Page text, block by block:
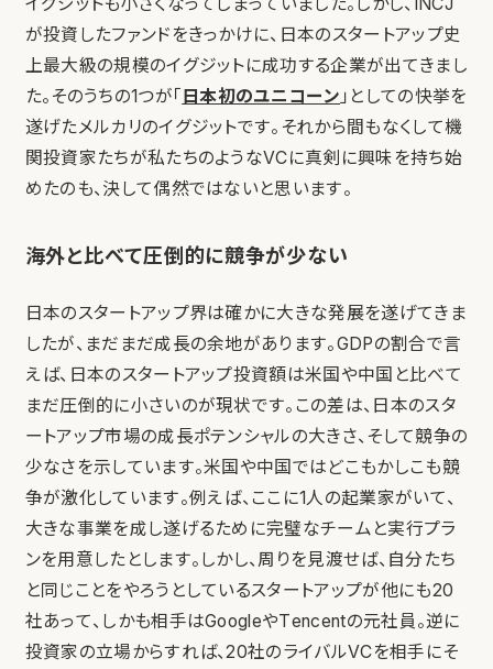
が投資したファンドをきっかけに、日本のスタートアップ史
上最大級の規模のイグジットに成功する企業が出てきまし
た。そのうちの1つが「日本初のユニコーン 」としての快挙を
遂げたメルカリのイグジットです。それから間もなくして機
関投資家たちが私たちのようなVCに真剣に興味を持ち始
めたのも、決して偶然ではないと思います。
海外と比べて圧倒的に競争が少ない
日本のスタートアップ界は確かに大きな発展を遂げてきま
したが、まだまだ成長の余地があります。GDPの割合で言
えば、日本のスタートアップ投資額は米国や中国と比べて
まだ圧倒的に小さいのが現状です。この差は、日本のスタ
ートアップ市場の成長ポテンシャルの大きさ、そして競争の
少なさを示しています。米国や中国ではどこもかしこも競
争が激化しています。例えば、ここに1人の起業家がいて、
大きな事業を成し遂げるために完璧なチームと実行プラ
ンを用意したとします。しかし、周りを見渡せば、自分たち
と同じことをやろうとしているスタートアップが他にも20
社あって、しかも相手はGoogleやTencentの元社員。逆に
投資家の立場からすれば、20社のライバルVCを相手にそ